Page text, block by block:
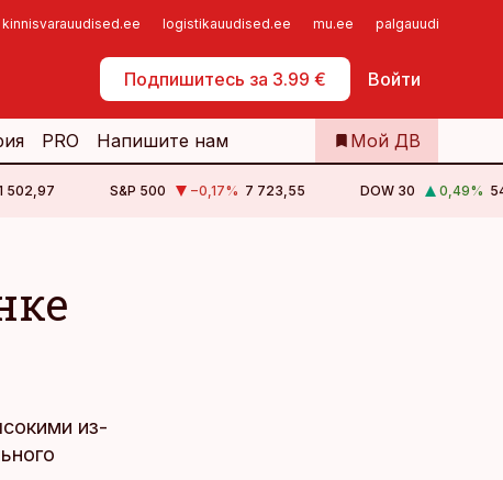
kinnisvarauudised.ee logistikauudised.ee mu.ee palgauudised.ee
Подпишитесь за 3.99 € Войти
Самообслуживание
PRO Напишите нам Мой ДВ
502,97 S&P 500 −0,17% 7 723,55 DOW 30 0,49%
из-